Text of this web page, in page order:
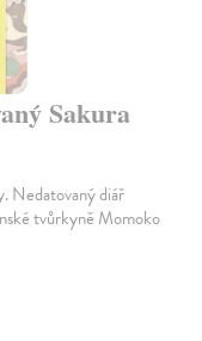
Sakura
Nedatovaný diář
tvůrkyně Momoko